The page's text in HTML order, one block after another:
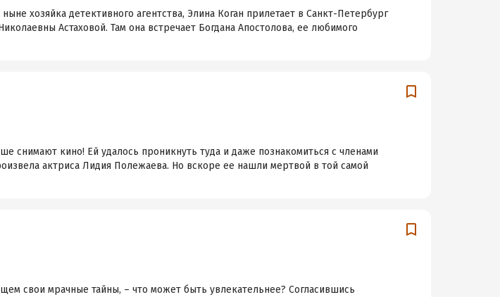
хозяйка детективного агентства, Элина Коган прилетает в Санкт-Петербург
Астаховой. Там она встречает Богдана Апостолова, ее любимого
снимают кино! Ей удалось проникнуть туда и даже познакомиться с членами
актриса Лидия Полежаева. Но вскоре ее нашли мертвой в той самой
свои мрачные тайны, – что может быть увлекательнее? Согласившись